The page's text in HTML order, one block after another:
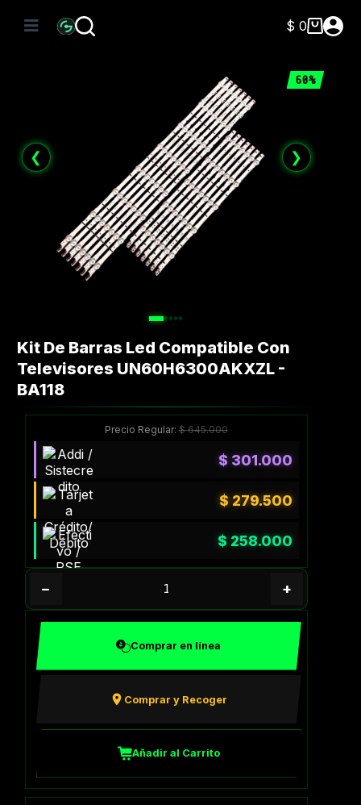
Carro
$ 0
60%
❮ ❯
Kit De Barras Led Compatible Con
Televisores UN60H6300AKXZL -
BA118
Precio Regular:$645.000
$ 301.000
$ 279.500
$ 258.000
− +
Comprar en línea
Comprar y Recoger
Añadir al Carrito